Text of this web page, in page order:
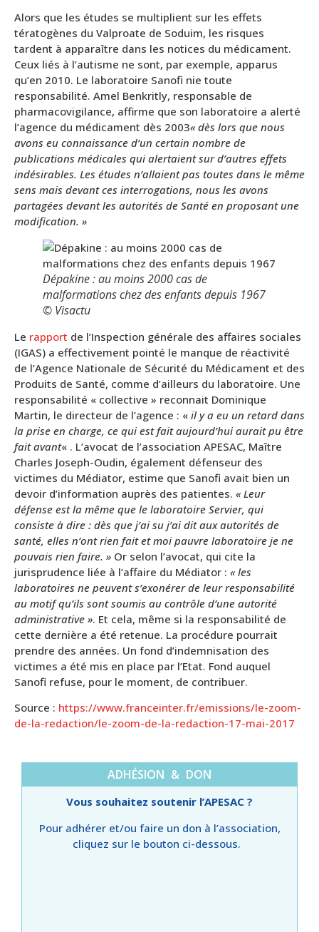
Alors que les études se multiplient sur les effets
tératogènes du Valproate de Soduim, les risques
tardent à apparaître dans les notices du médicament.
Ceux liés à l’autisme ne sont, par exemple, apparus
qu’en 2010. Le laboratoire Sanofi nie toute
responsabilité. Amel Benkritly, responsable de
pharmacovigilance, affirme que son laboratoire a alerté
l’agence du médicament dès 2003« dès lors que nous
avons eu connaissance d’un certain nombre de
publications médicales qui alertaient sur d’autres effets
indésirables. Les études n’allaient pas toutes dans le même
sens mais devant ces interrogations, nous les avons
partagées devant les autorités de Santé en proposant une
modification. »
Dépakine : au moins 2000 cas de
malformations chez des enfants depuis 1967
© Visactu
Le rapport de l’Inspection générale des affaires sociales
(IGAS) a effectivement pointé le manque de réactivité
de l’Agence Nationale de Sécurité du Médicament et des
Produits de Santé, comme d’ailleurs du laboratoire. Une
responsabilité « collective » reconnait Dominique
Martin, le directeur de l’agence : « il y a eu un retard dans
la prise en charge, ce qui est fait aujourd’hui aurait pu être
fait avant« . L’avocat de l’association APESAC, Maître
Charles Joseph-Oudin, également défenseur des
victimes du Médiator, estime que Sanofi avait bien un
devoir d’information auprès des patientes. « Leur
défense est la même que le laboratoire Servier, qui
consiste à dire : dès que j’ai su j’ai dit aux autorités de
santé, elles n’ont rien fait et moi pauvre laboratoire je ne
pouvais rien faire. » Or selon l’avocat, qui cite la
jurisprudence liée à l’affaire du Médiator : « les
laboratoires ne peuvent s’exonérer de leur responsabilité
au motif qu’ils sont soumis au contrôle d’une autorité
administrative ». Et cela, même si la responsabilité de
cette dernière a été retenue. La procédure pourrait
prendre des années. Un fond d’indemnisation des
victimes a été mis en place par l’Etat. Fond auquel
Sanofi refuse, pour le moment, de contribuer.
Source : https://www.franceinter.fr/emissions/le-zoom-
de-la-redaction/le-zoom-de-la-redaction-17-mai-2017
ADHÉSION & DON
Vous souhaitez soutenir l’APESAC ?
Pour adhérer et/ou faire un don à l’association,
cliquez sur le bouton ci-dessous.